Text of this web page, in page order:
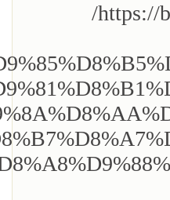
https://